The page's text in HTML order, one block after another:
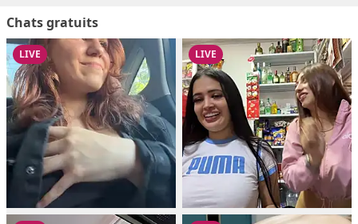
Chats gratuits